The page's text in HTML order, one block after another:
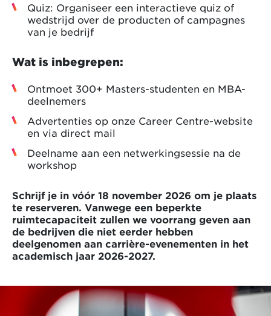
Quiz: Organiseer een interactieve quiz of
wedstrijd over de producten of campagnes
van je bedrijf
Wat is inbegrepen:
Ontmoet 300+ Masters-studenten en MBA-
deelnemers
Advertenties op onze Career Centre-website
en via direct mail
Deelname aan een netwerkingsessie na de
workshop
Schrijf je in vóór 18 november 2026 om je plaats
te reserveren. Vanwege een beperkte
ruimtecapaciteit zullen we voorrang geven aan
de bedrijven die niet eerder hebben
deelgenomen aan carrière-evenementen in het
academisch jaar 2026-2027.